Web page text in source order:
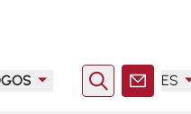
Buscar enContacto
ES